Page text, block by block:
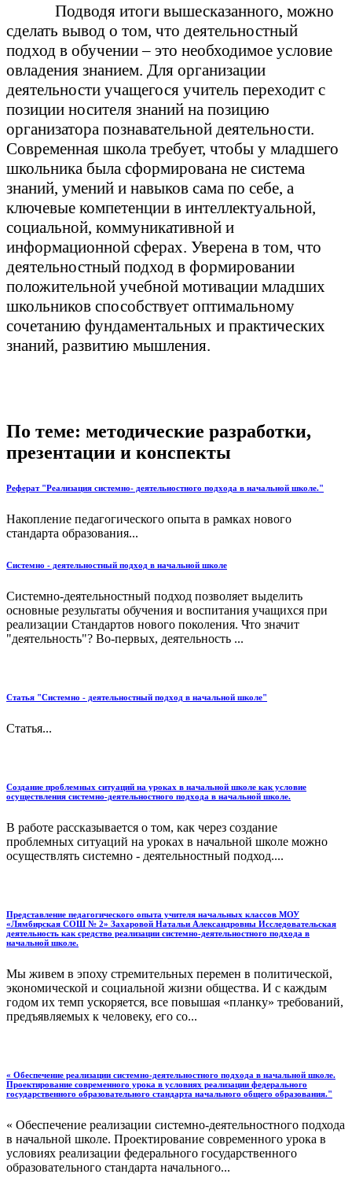
Подводя итоги вышесказанного, можно
сделать вывод о том, что деятельностный
подход в обучении – это необходимое условие
овладения знанием. Для организации
деятельности учащегося учитель переходит с
позиции носителя знаний на позицию
организатора познавательной деятельности.
Современная школа требует, чтобы у младшего
школьника была сформирована не система
знаний, умений и навыков сама по себе, а
ключевые компетенции в интеллектуальной,
социальной, коммуникативной и
информационной сферах. Уверена в том, что
деятельностный подход в формировании
положительной учебной мотивации младших
школьников способствует оптимальному
сочетанию фундаментальных и практических
знаний, развитию мышления.
По теме: методические разработки,
презентации и конспекты
Реферат "Реализация системно- деятельностного подхода в начальной школе."
Накопление педагогического опыта в рамках нового
стандарта образования...
Системно - деятельностный подход в начальной школе
Системно-деятельностный подход позволяет выделить
основные результаты обучения и воспитания учащихся при
реализации Стандартов нового поколения. Что значит
"деятельность"? Во-первых, деятельность ...
Статья "Системно - деятельностный подход в начальной школе"
Статья...
Создание проблемных ситуаций на уроках в начальной школе как условие
осуществления системно-деятельностного подхода в начальной школе.
В работе рассказывается о том, как через создание
проблемных ситуаций на уроках в начальной школе можно
осуществлять системно - деятельностный подход....
Представление педагогического опыта учителя начальных классов МОУ
«Лямбирская СОШ № 2» Захаровой Натальи Александровны Исследовательская
деятельность как средство реализации системно-деятельностного подхода в
начальной школе.
Мы живем в эпоху стремительных перемен в политической,
экономической и социальной жизни общества. И с каждым
годом их темп ускоряется, все повышая «планку» требований,
предъявляемых к человеку, его со...
« Обеспечение реализации системно-деятельностного подхода в начальной школе.
Проектирование современного урока в условиях реализации федерального
государственного образовательного стандарта начального общего образования."
« Обеспечение реализации системно-деятельностного подхода
в начальной школе. Проектирование современного урока в
условиях реализации федерального государственного
образовательного стандарта начального...